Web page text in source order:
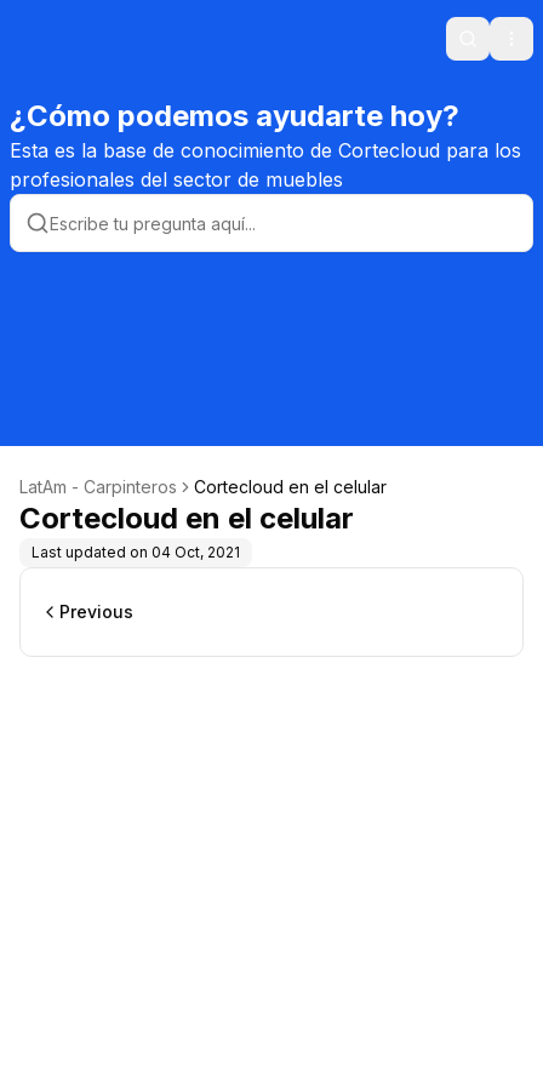
Search
¿Cómo podemos ayudarte hoy?
Esta es la base de conocimiento de Cortecloud para los
profesionales del sector de muebles
LatAm - Carpinteros Cortecloud en el celular
Cortecloud en el celular
Last updated on 04 Oct, 2021
Previous